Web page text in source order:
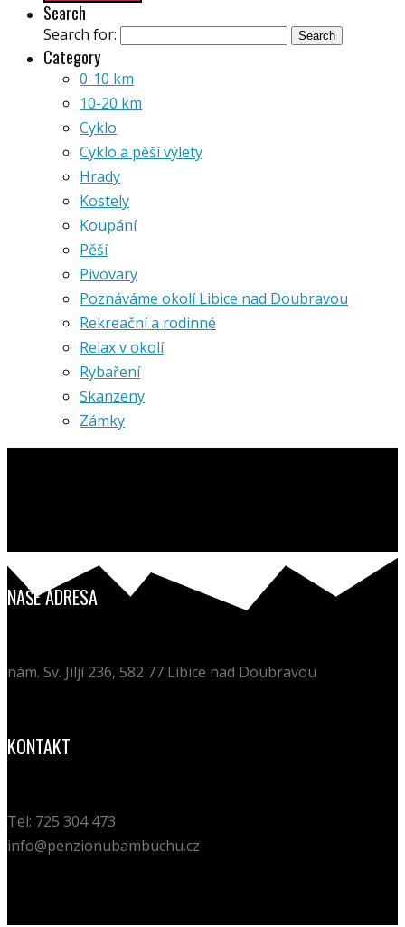
Search
Search for:
Category
0-10 km
10-20 km
Cyklo
Cyklo a pěší výlety
Hrady
Kostely
Koupání
Pěší
Pivovary
Poznáváme okolí Libice nad Doubravou
Rekreační a rodinné
Relax v okolí
Rybaření
Skanzeny
Zámky
NAŠE ADRESA
nám. Sv. Jiljí 236, 582 77 Libice nad Doubravou
KONTAKT
Tel: 725 304 473
info@penzionubambuchu.cz